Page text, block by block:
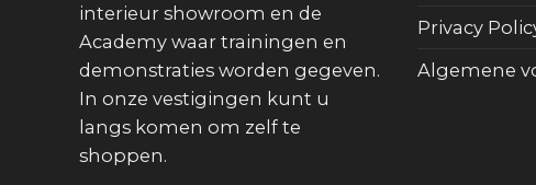
interieur showroom en de
Academy waar trainingen en
demonstraties worden gegeven.
In onze vestigingen kunt u
langs komen om zelf te
shoppen.
Privacy
Algemene